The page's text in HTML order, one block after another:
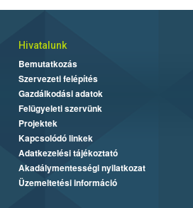
Hivatalunk
Bemutatkozás
Szervezeti felépítés
Gazdálkodási adatok
Felügyeleti szervünk
Projektek
Kapcsolódó linkek
Adatkezelési tájékoztató
Akadálymentességi nyilatkozat
Üzemeltetési információ